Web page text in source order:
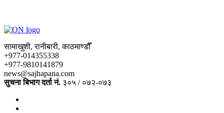
सामाखुशी, रानीबारी, काठमाण्डौँ
+977-014355338
+977-9810141879
news@sajhapana.com
सुचना बिभाग दर्ता नं. ३०५ / ०७२-०७३